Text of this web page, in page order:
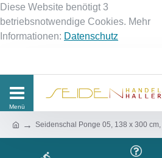
Diese Website benötigt 3
betriebsnotwendige Cookies. Mehr
Informationen: Datenschutz
Seidenschal Ponge 05, 138 x 300